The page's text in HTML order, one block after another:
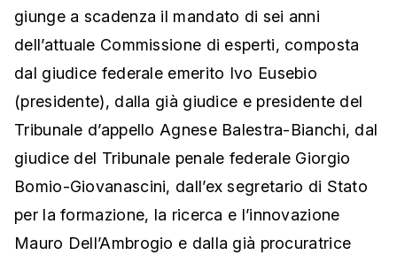
giunge a scadenza il mandato di sei anni
dell’attuale Commissione di esperti, composta
dal giudice federale emerito Ivo Eusebio
(presidente), dalla già giudice e presidente del
Tribunale d’appello Agnese Balestra-Bianchi, dal
giudice del Tribunale penale federale Giorgio
Bomio-Giovanascini, dall’ex segretario di Stato
per la formazione, la ricerca e l’innovazione
Mauro Dell’Ambrogio e dalla già procuratrice